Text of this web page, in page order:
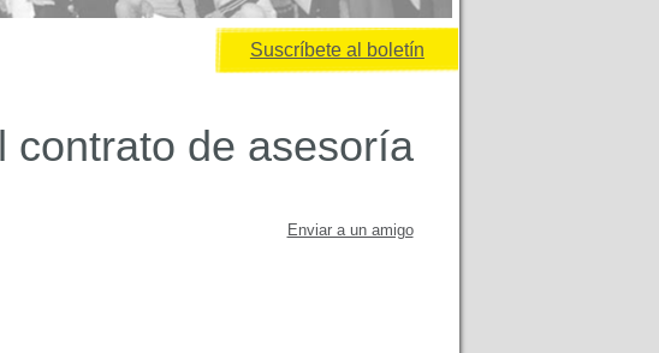
Suscríbete al boletín
contrato de asesoría
Enviar a un amigo